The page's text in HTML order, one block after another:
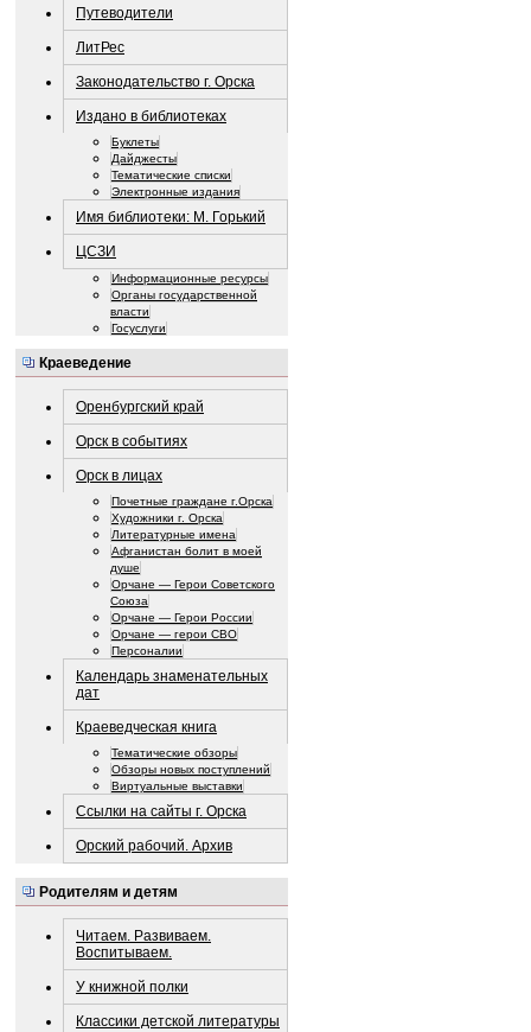
Путеводители
ЛитРес
Законодательство г. Орска
Издано в библиотеках
Буклеты
Дайджесты
Тематические списки
Электронные издания
Имя библиотеки: М. Горький
ЦСЗИ
Информационные ресурсы
Органы государственной
власти
Госуслуги
Краеведение
Оренбургский край
Орск в событиях
Орск в лицах
Почетные граждане г.Орска
Художники г. Орска
Литературные имена
Афганистан болит в моей
душе
Орчане — Герои Советского
Союза
Орчане — Герои России
Орчане — герои СВО
Персоналии
Календарь знаменательных
дат
Краеведческая книга
Тематические обзоры
Обзоры новых поступлений
Виртуальные выставки
Ссылки на сайты г. Орска
Орский рабочий. Архив
Родителям и детям
Читаем. Развиваем.
Воспитываем.
У книжной полки
Классики детской литературы